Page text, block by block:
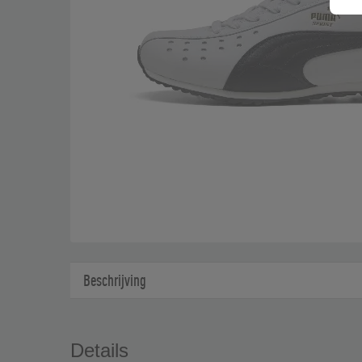
Beschrijving
Details